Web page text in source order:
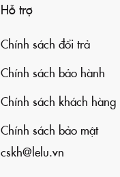
Hỗ trợ
Chính sách đổi trả
Chính sách bảo hành
Chính sách khách hàng
Chính sách bảo mật
cskh@lelu.vn